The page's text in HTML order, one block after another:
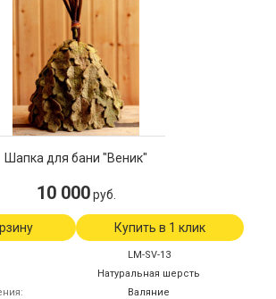
Шапка для бани "Веник"
10 000 руб.
Купить в 1 клик
LM-SV-13
Натуральная шерсть
Валяние